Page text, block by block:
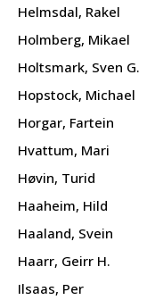
Helmsdal, Rakel
Holmberg, Mikael
Holtsmark, Sven G.
Hopstock, Michael
Horgar, Fartein
Hvattum, Mari
Høvin, Turid
Haaheim, Hild
Haaland, Svein
Haarr, Geirr H.
Ilsaas, Per